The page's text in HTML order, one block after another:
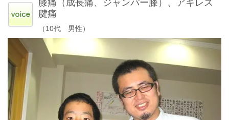
膝痛（成長痛、ジャンパー膝）、アキレス
腱痛
（10代 男性）